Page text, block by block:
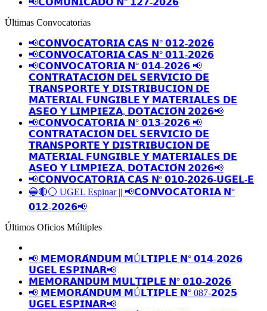
📢𝗖𝗢𝗠𝗨𝗡𝗜𝗖𝗔𝗗𝗢 𝗡° 𝟭𝟮𝟳-𝟮𝟬𝟮𝟲
Últimas Convocatorias
📢𝗖𝗢𝗡𝗩𝗢𝗖𝗔𝗧𝗢𝗥𝗜𝗔 𝗖𝗔𝗦 𝗡° 𝟬𝟭𝟮-𝟮𝟬𝟮𝟲
📢𝗖𝗢𝗡𝗩𝗢𝗖𝗔𝗧𝗢𝗥𝗜𝗔 𝗖𝗔𝗦 𝗡° 𝟬𝟭𝟭-𝟮𝟬𝟮𝟲
📢𝗖𝗢𝗡𝗩𝗢𝗖𝗔𝗧𝗢𝗥𝗜𝗔 𝗡° 𝟬𝟭𝟰-𝟮𝟬𝟮𝟲 📢
𝗖𝗢𝗡𝗧𝗥𝗔𝗧𝗔𝗖𝗜𝗢́𝗡 𝗗𝗘𝗟 𝗦𝗘𝗥𝗩𝗜𝗖𝗜𝗢 𝗗𝗘
𝗧𝗥𝗔𝗡𝗦𝗣𝗢𝗥𝗧𝗘 𝗬 𝗗𝗜𝗦𝗧𝗥𝗜𝗕𝗨𝗖𝗜𝗢𝗡 𝗗𝗘
𝗠𝗔𝗧𝗘𝗥𝗜𝗔𝗟 𝗙𝗨𝗡𝗚𝗜𝗕𝗟𝗘 𝗬 𝗠𝗔𝗧𝗘𝗥𝗜𝗔𝗟𝗘𝗦 𝗗𝗘
𝗔𝗦𝗘𝗢 𝗬 𝗟𝗜𝗠𝗣𝗜𝗘𝗭𝗔, 𝗗𝗢𝗧𝗔𝗖𝗜𝗢́𝗡 𝟮𝟬𝟮𝟲📢
📢𝗖𝗢𝗡𝗩𝗢𝗖𝗔𝗧𝗢𝗥𝗜𝗔 𝗡° 𝟬𝟭𝟯-𝟮𝟬𝟮𝟲 📢
𝗖𝗢𝗡𝗧𝗥𝗔𝗧𝗔𝗖𝗜𝗢́𝗡 𝗗𝗘𝗟 𝗦𝗘𝗥𝗩𝗜𝗖𝗜𝗢 𝗗𝗘
𝗧𝗥𝗔𝗡𝗦𝗣𝗢𝗥𝗧𝗘 𝗬 𝗗𝗜𝗦𝗧𝗥𝗜𝗕𝗨𝗖𝗜𝗢𝗡 𝗗𝗘
𝗠𝗔𝗧𝗘𝗥𝗜𝗔𝗟 𝗙𝗨𝗡𝗚𝗜𝗕𝗟𝗘 𝗬 𝗠𝗔𝗧𝗘𝗥𝗜𝗔𝗟𝗘𝗦 𝗗𝗘
𝗔𝗦𝗘𝗢 𝗬 𝗟𝗜𝗠𝗣𝗜𝗘𝗭𝗔, 𝗗𝗢𝗧𝗔𝗖𝗜𝗢́𝗡 𝟮𝟬𝟮𝟲📢
📢𝗖𝗢𝗡𝗩𝗢𝗖𝗔𝗧𝗢𝗥𝗜𝗔 𝗖𝗔𝗦 𝗡º 𝟬𝟭𝟬-𝟮𝟬𝟮𝟲-𝗨𝗚𝗘𝗟-𝗘
🔵🔴⚪️ UGEL Espinar || 📢𝗖𝗢𝗡𝗩𝗢𝗖𝗔𝗧𝗢𝗥𝗜𝗔 𝗡°
𝟬𝟭𝟮-𝟮𝟬𝟮𝟲📢
Últimos Oficios Múltiples
📢 𝗠𝗘𝗠𝗢𝗥𝗔́𝗡𝗗𝗨𝗠 𝗠Ú𝗟𝗧𝗜𝗣𝗟𝗘 𝗡° 𝟬𝟭𝟰-𝟮𝟬𝟮𝟲
𝗨𝗚𝗘𝗟 𝗘𝗦𝗣𝗜𝗡𝗔𝗥📢
𝗠𝗘𝗠𝗢𝗥𝗔𝗡𝗗𝗨𝗠 𝗠𝗨𝗟𝗧𝗜𝗣𝗟𝗘 𝗡° 𝟬𝟭𝟬-𝟮𝟬𝟮𝟲
📢 𝗠𝗘𝗠𝗢𝗥𝗔́𝗡𝗗𝗨𝗠 𝗠Ú𝗟𝗧𝗜𝗣𝗟𝗘 𝗡° 087-𝟮𝟬𝟮𝟱
𝗨𝗚𝗘𝗟 𝗘𝗦𝗣𝗜𝗡𝗔𝗥📢